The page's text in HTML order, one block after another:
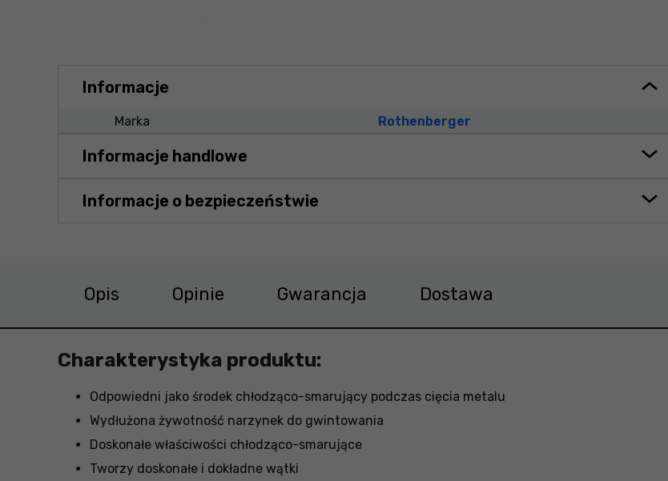
Informacje
Marka Rothenberger
Informacje handlowe
Informacje o bezpieczeństwie
Opis Opinie Gwarancja Dostawa
Charakterystyka produktu:
Odpowiedni jako środek chłodząco-smarujący podczas cięcia metalu
Wydłużona żywotność narzynek do gwintowania
Doskonałe właściwości chłodząco-smarujące
Tworzy doskonałe i dokładne wątki